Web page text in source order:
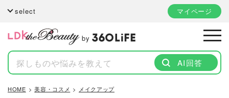
select マイページ
by
AI回答
HOME 美容・コスメ メイクアップ